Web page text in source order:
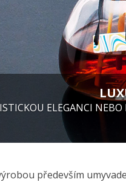
ELEGANCI NEBO
především